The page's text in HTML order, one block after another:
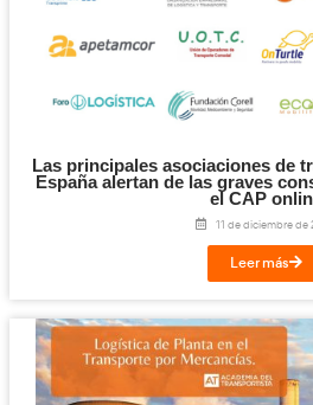
Facebook Twitter
Email
Te